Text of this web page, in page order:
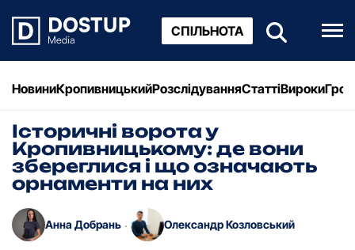
СПІЛЬНОТА
НовиниКропивницькийРозслідуванняСтаттіВироки
Історичні ворота у
Кропивницькому: де вони
збереглися і що означають
орнаменти на них
Анна Добрань · Олександр Козловський